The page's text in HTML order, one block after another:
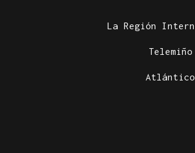
La Región
Telemiño
Atlántico